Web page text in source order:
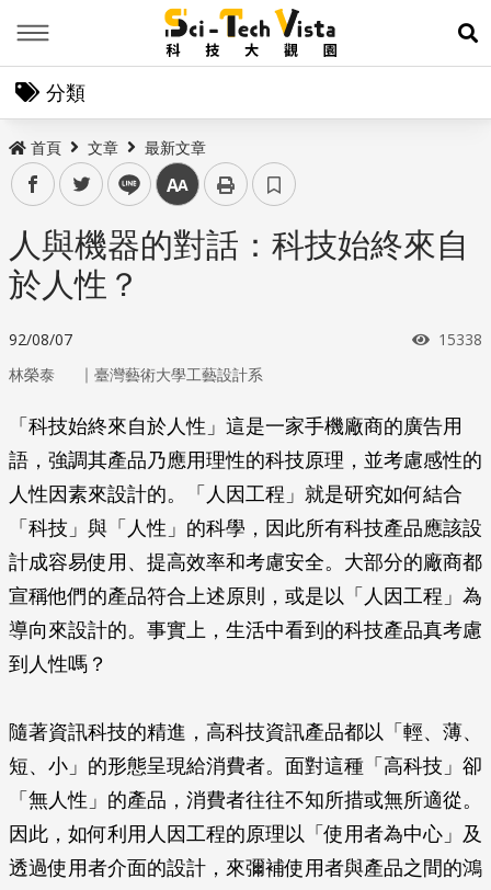
展
分類
首頁 文章 最新文章
facebooktwitter line 中
人與機器的對話：科技始終來自
於人性？
92/08/07 瀏覽次
15338
林榮泰 ｜ 臺灣藝術大學工藝設計系
「科技始終來自於人性」這是一家手機廠商的廣告用
語，強調其產品乃應用理性的科技原理，並考慮感性的
人性因素來設計的。「人因工程」就是研究如何結合
「科技」與「人性」的科學，因此所有科技產品應該設
計成容易使用、提高效率和考慮安全。大部分的廠商都
宣稱他們的產品符合上述原則，或是以「人因工程」為
導向來設計的。事實上，生活中看到的科技產品真考慮
到人性嗎？
隨著資訊科技的精進，高科技資訊產品都以「輕、薄、
短、小」的形態呈現給消費者。面對這種「高科技」卻
「無人性」的產品，消費者往往不知所措或無所適從。
因此，如何利用人因工程的原理以「使用者為中心」及
透過使用者介面的設計，來彌補使用者與產品之間的鴻